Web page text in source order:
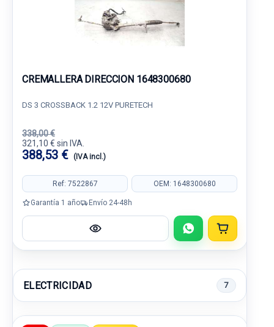
CREMALLERA DIRECCION 1648300680
DS 3 CROSSBACK 1.2 12V PURETECH
338,00 €
321,10 € sin IVA.
388,53 € (IVA incl.)
Ref: 7522867 OEM: 1648300680
Garantía 1 año Envío 24-48h
ELECTRICIDAD 7